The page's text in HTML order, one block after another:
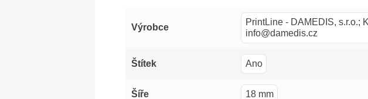
Výrobce
PrintLine - DAMEDIS, s.r.o.;
info@damedis.cz
Štítek Ano
Šíře 18 mm